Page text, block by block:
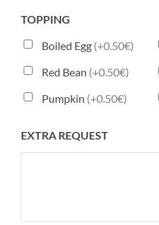
TOPPING
Boiled Egg (+0.50€)
Red Bean (+0.50€)
Pumpkin (+0.50€)
EXTRA REQUEST